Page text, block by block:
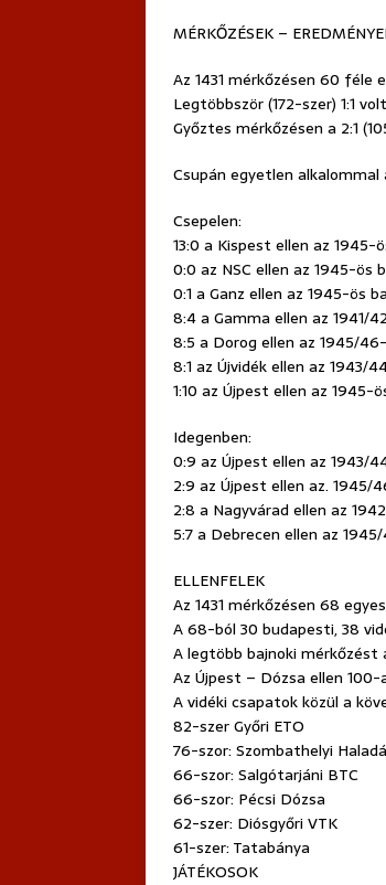
MÉRKŐZÉSEK –
Az 1431 mérkőzésen 60 féle
Legtöbbször (172-szer) 1:1
Győztes mérkőzésen a 2:1
Csupán egyetlen
Csepelen:
13:0 a Kispest ellen az 1945-
0:0 az NSC ellen az 1945-ös
0:1 a Ganz ellen az 1945-ös
8:4 a Gamma ellen az 1941/
8:5 a Dorog ellen az 1945/
8:1 az Újvidék ellen az 1943/
1:10 az Újpest ellen az 1945-
Idegenben:
0:9 az Újpest ellen az 1943/
2:9 az Újpest ellen az. 1945/
2:8 a Nagyvárad ellen az
5:7 a Debrecen ellen az
ELLENFELEK
Az 1431 mérkőzésen 68
A 68-ból 30 budapesti, 38
A legtöbb bajnoki
Az Újpest – Dózsa ellen
A vidéki csapatok közül a
82-szer Győri ETO
76-szor: Szombathelyi
66-szor: Salgótarjáni BTC
66-szor: Pécsi Dózsa
62-szer: Diósgyőri VTK
61-szer: Tatabánya
JÁTÉKOSOK